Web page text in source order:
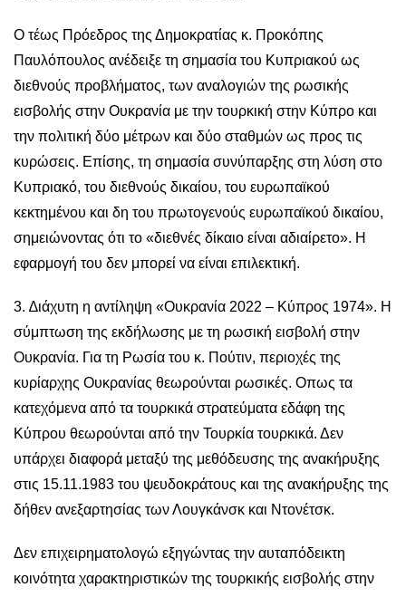
Ο τέως Πρόεδρος της Δημοκρατίας κ. Προκόπης
Παυλόπουλος ανέδειξε τη σημασία του Κυπριακού ως
διεθνούς προβλήματος, των αναλογιών της ρωσικής
εισβολής στην Ουκρανία με την τουρκική στην Κύπρο και
την πολιτική δύο μέτρων και δύο σταθμών ως προς τις
κυρώσεις. Επίσης, τη σημασία συνύπαρξης στη λύση στο
Κυπριακό, του διεθνούς δικαίου, του ευρωπαϊκού
κεκτημένου και δη του πρωτογενούς ευρωπαϊκού δικαίου,
σημειώνοντας ότι το «διεθνές δίκαιο είναι αδιαίρετο». Η
εφαρμογή του δεν μπορεί να είναι επιλεκτική.
3. ∆ιάχυτη η αντίληψη «Ουκρανία 2022 – Κύπρος 1974». Η
σύμπτωση της εκδήλωσης με τη ρωσική εισβολή στην
Ουκρανία. Για τη Ρωσία του κ. Πούτιν, περιοχές της
κυρίαρχης Ουκρανίας θεωρούνται ρωσικές. Οπως τα
κατεχόμενα από τα τουρκικά στρατεύματα εδάφη της
Κύπρου θεωρούνται από την Τουρκία τουρκικά. Δεν
υπάρχει διαφορά μεταξύ της μεθόδευσης της ανακήρυξης
στις 15.11.1983 του ψευδοκράτους και της ανακήρυξης της
δήθεν ανεξαρτησίας των Λουγκάνσκ και Ντονέτσκ.
Δεν επιχειρηματολογώ εξηγώντας την αυταπόδεικτη
κοινότητα χαρακτηριστικών της τουρκικής εισβολής στην